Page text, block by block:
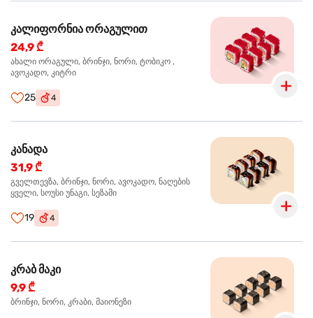
კალიფორნია ორაგულით
24,9 ₾
ახალი ორაგული, ბრინჯი, ნორი, ტობიკო ,
ავოკადო, კიტრი
25 4
კანადა
31,9 ₾
გველთევზა, ბრინჯი, ნორი, ავოკადო, ნაღების
ყველი, სოუსი უნაგი, სეზამი
19 4
კრაბ მაკი
9,9 ₾
ბრინჯი, ნორი, კრაბი, მაიონეზი